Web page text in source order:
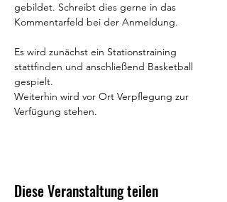
gebildet. Schreibt dies gerne in das
Kommentarfeld bei der Anmeldung.
Es wird zunächst ein Stationstraining
stattfinden und anschließend Basketball
gespielt.
Weiterhin wird vor Ort Verpflegung zur
Verfügung stehen.
Diese Veranstaltung teilen